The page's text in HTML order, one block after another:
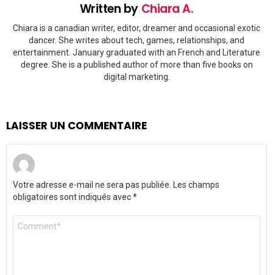
Written by Chiara A.
Chiara is a canadian writer, editor, dreamer and occasional exotic
dancer. She writes about tech, games, relationships, and
entertainment. January graduated with an French and Literature
degree. She is a published author of more than five books on
digital marketing.
LAISSER UN COMMENTAIRE
Votre adresse e-mail ne sera pas publiée.
Les champs
obligatoires sont indiqués avec*
Commentaire